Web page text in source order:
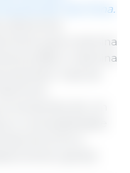
provém da China.
altamente
para a tiamina
(B6) e vitamina
mais de
forte
de um
a vulnerabilidade
dos EUA a
global.